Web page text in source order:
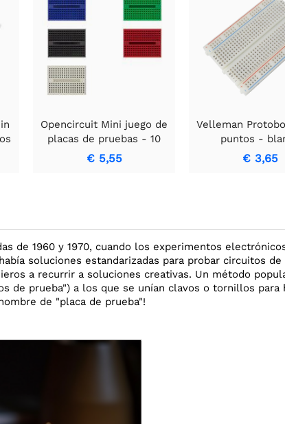
Opencircuit Mini juego de
placas de pruebas - 10
piezas
€ 5,55
Velleman
puntos -
€ 3,65
de 1960 y 1970, cuando los experimentos
soluciones estandarizadas para probar circuitos
a recurrir a soluciones creativas. Un método
de prueba") a los que se unían clavos o tornillos para
de "placa de prueba"!